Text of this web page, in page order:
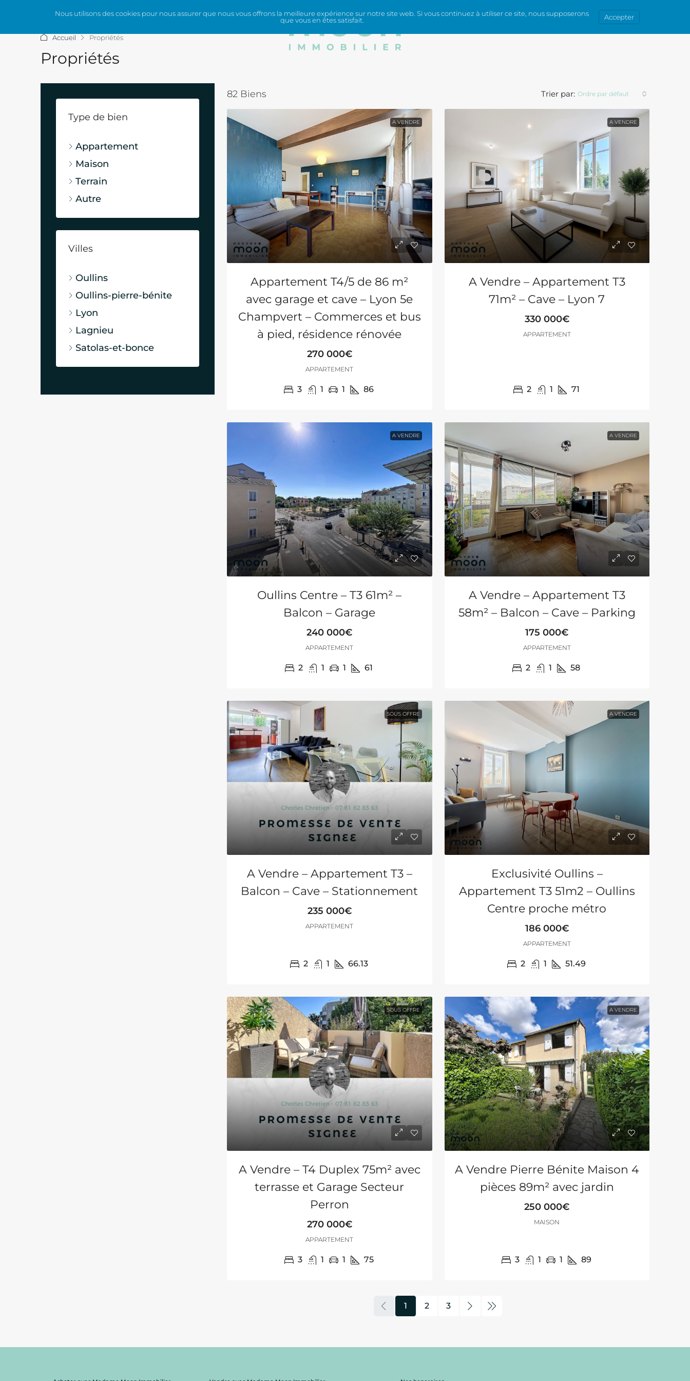
INTRANET
Accueil Propriétés
Propriétés
82 Biens Trier par: Ordre par défaut
A VENDRE
Appartement T4/5 de 86 m²
avec garage et cave – Lyon 5e
Champvert – Commerces et bus
à pied, résidence rénovée
270 000€
APPARTEMENT
3 1 1 86
A VENDRE
A Vendre – Appartement T3
71m² – Cave – Lyon 7
330 000€
APPARTEMENT
2 1 71
A VENDRE
Oullins Centre – T3 61m² –
Balcon – Garage
240 000€
APPARTEMENT
2 1 1 61
A VENDRE
A Vendre – Appartement T3
58m² – Balcon – Cave – Parking
175 000€
APPARTEMENT
2 1 58
SOUS OFFRE
A Vendre – Appartement T3 –
Balcon – Cave – Stationnement
235 000€
APPARTEMENT
2 1 66.13
A VENDRE
Exclusivité Oullins –
Appartement T3 51m2 – Oullins
Centre proche métro
186 000€
APPARTEMENT
2 1 51.49
SOUS OFFRE
A Vendre – T4 Duplex 75m² avec
terrasse et Garage Secteur
Perron
270 000€
APPARTEMENT
3 1 1 75
A VENDRE
A Vendre Pierre Bénite Maison 4
pièces 89m² avec jardin
250 000€
MAISON
3 1 1 89
1 2 3
Type de bien
Appartement
Maison
Terrain
Autre
Villes
Oullins
Oullins-pierre-bénite
Lyon
Lagnieu
Satolas-et-bonce
Nous utilisons des cookies pour nous assurer que nous vous offrons la meilleure expérience sur notre site web. Si vous continuez à utiliser ce site, nous supposerons
que vous en êtes satisfait.
Accepter